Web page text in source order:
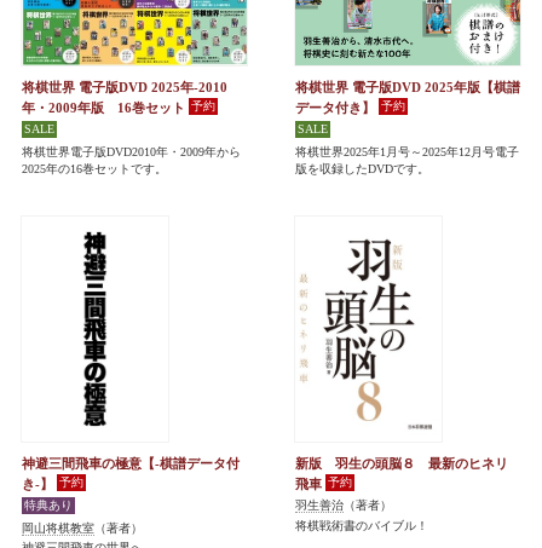
将棋世界 電子版DVD 2025年-2010
年・2009年版 16巻セット
将棋世界電子版DVD2010年・2009年から
2025年の16巻セットです。
将棋世界 電子版DVD 2025年版【棋譜
データ付き】
将棋世界2025年1月号～2025年12月号電子
版を収録したDVDです。
神避三間飛車の極意【-棋譜データ付
き-】
岡山将棋教室 （著者）
新版 羽生の頭脳８ 最新のヒネリ
飛車
羽生善治 （著者）
将棋戦術書のバイブル！